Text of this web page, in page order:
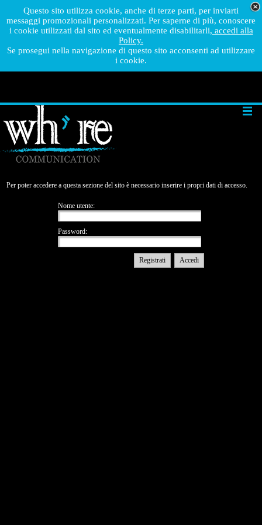
Questo sito utilizza cookie, anche di terze parti, per inviarti
messaggi promozionali personalizzati. Per saperne di più, conoscere
i cookie utilizzati dal sito ed eventualmente disabilitarli, accedi alla
Policy.
Se prosegui nella navigazione di questo sito acconsenti ad utilizzare
i cookie.
Per poter accedere a questa sezione del sito è necessario inserire i propri dati di accesso.
Nome utente:
Password: